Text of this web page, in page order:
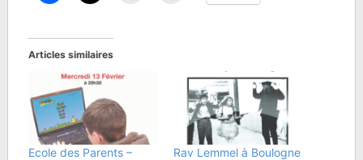
Articles similaires
Ecole des Parents –
Rav Lemmel à Boulogne